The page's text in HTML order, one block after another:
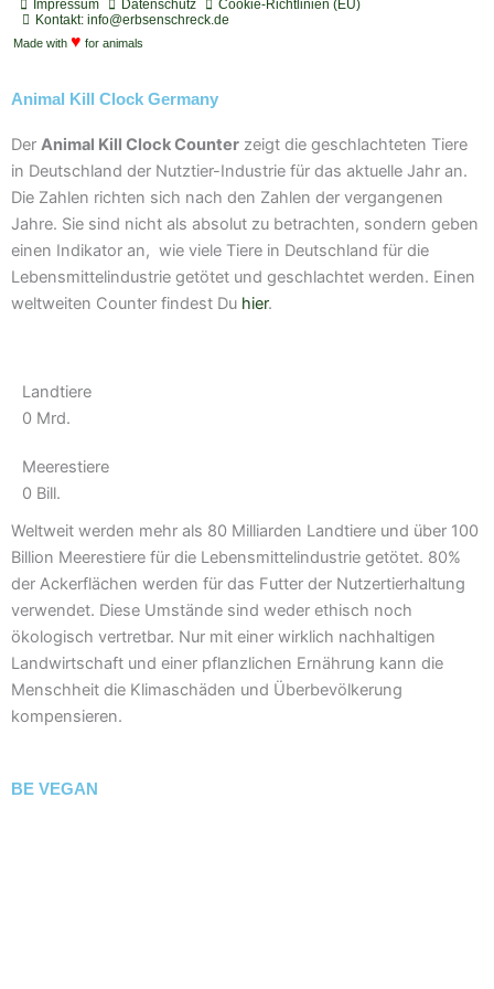
i
f
a
s
a
g
a
m
u
Impressum Datenschutz
Cookie-Richtlinien (EU)
Kontakt: info@erbsenschreck.de
Made with ♥ for animals
Animal Kill Clock Germany
Der Animal Kill Clock Counter zeigt die geschlachteten Tiere
in Deutschland der Nutztier-Industrie für das aktuelle Jahr an.
Die Zahlen richten sich nach den Zahlen der vergangenen
Jahre. Sie sind nicht als absolut zu betrachten, sondern geben
einen Indikator an, wie viele Tiere in Deutschland für die
Lebensmittelindustrie getötet und geschlachtet werden. Einen
weltweiten Counter findest Du hier.
Landtiere
0 Mrd.
Meerestiere
0 Bill.
Weltweit werden mehr als 80 Milliarden Landtiere und über 100
Billion Meerestiere für die Lebensmittelindustrie getötet. 80%
der Ackerflächen werden für das Futter der Nutzertierhaltung
verwendet. Diese Umstände sind weder ethisch noch
ökologisch vertretbar. Nur mit einer wirklich nachhaltigen
Landwirtschaft und einer pflanzlichen Ernährung kann die
Menschheit die Klimaschäden und Überbevölkerung
kompensieren.
BE VEGAN